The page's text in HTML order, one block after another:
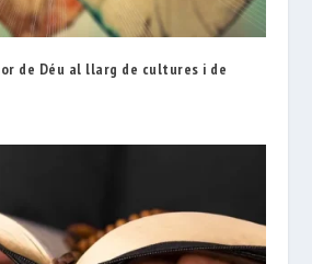
de Déu al llarg de cultures i de